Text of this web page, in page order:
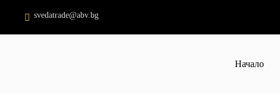
svedatrade@abv.bg
Начало